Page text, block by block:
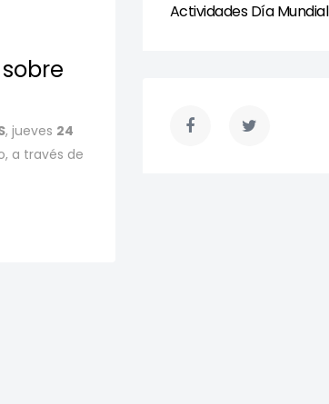
, jueves 24
a través de
Actividades Día Mundial